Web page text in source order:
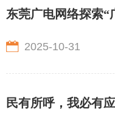
东莞广电网络探索“
2025-10-31
民有所呼，我必有